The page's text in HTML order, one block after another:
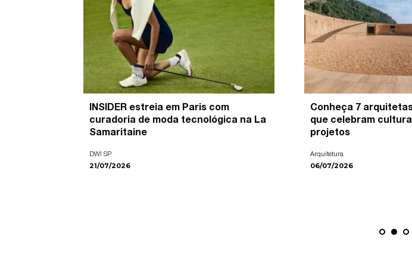
INSIDER estreia em Paris com
curadoria de moda tecnológica na La
Samaritaine
DW! SP
21/07/2026
Conheça 7
que celebram
projetos
Arquitetura
06/07/2026